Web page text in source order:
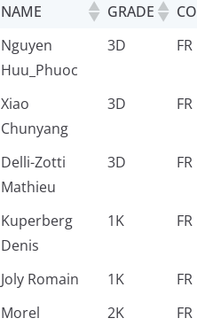
NAME GRADE CO
Nguyen
Huu_Phuoc
3D FR
Xiao
Chunyang
3D FR
Delli-Zotti
Mathieu
3D FR
Kuperberg
Denis
1K FR
Joly Romain 1K FR
Morel
2K FR